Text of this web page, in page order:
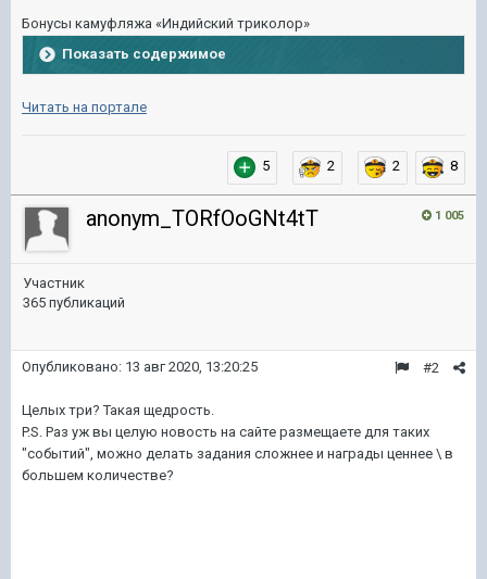
Бонусы камуфляжа «Индийский триколор»
Показать содержимое
Читать на портале
5 2 2 8
1 005
anonym_TORfOoGNt4tT
Участник
365 публикаций
#2
Опубликовано: 13 авг 2020, 13:20:25
Целых три? Такая щедрость.
P.S. Раз уж вы целую новость на сайте размещаете для таких
"событий", можно делать задания сложнее и награды ценнее \ в
большем количестве?